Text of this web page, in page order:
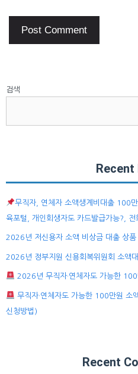
검색
무직자, 연체자 소액생계비대출 100
육포털, 개인회생자도 카드발급가능?, 전
2026년 저신용자 소액 비상금 대출 상품
2026년 정부지원 신용회복위원회 소액
2026년 무직자·연체자도 가능한
무직자·연체자도 가능한 100만원 소
신청방법)
Recent